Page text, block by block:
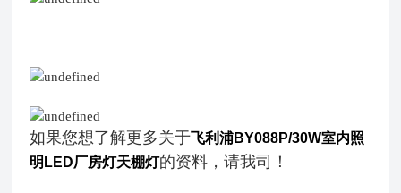
如果您想了解更多关于飞利浦BY088P/30W室内照
明LED厂房灯天棚灯的资料，请我司！